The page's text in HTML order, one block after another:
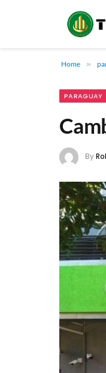
Home »
PARAGUAY
By